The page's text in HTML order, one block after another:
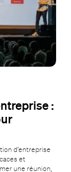
:
d’entreprise
et
une réunion,